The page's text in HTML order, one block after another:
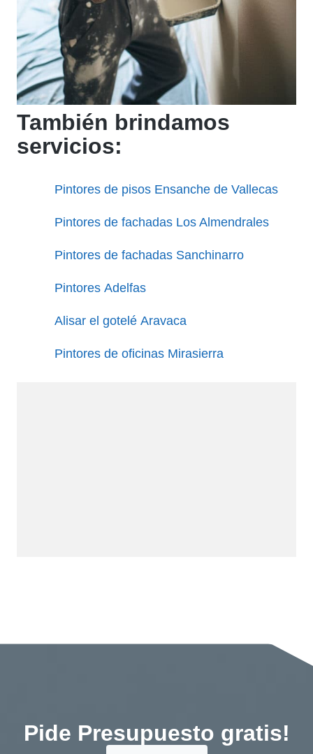
También brindamos
servicios:
Pintores de pisos Ensanche de Vallecas
Pintores de fachadas Los Almendrales
Pintores de fachadas Sanchinarro
Pintores Adelfas
Alisar el gotelé Aravaca
Pintores de oficinas Mirasierra
Pide Presupuesto gratis!